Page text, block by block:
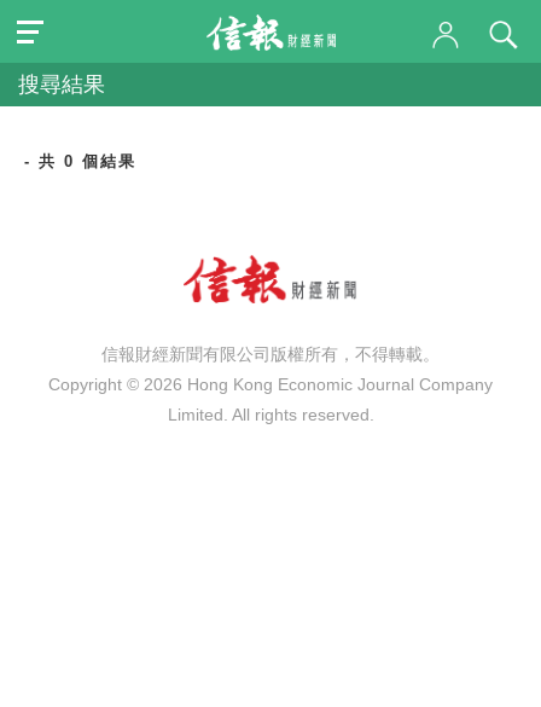
搜尋結果
- 共 0 個結果
信報財經新聞有限公司版權所有，不得轉載。
Copyright © 2026 Hong Kong Economic Journal Company
Limited. All rights reserved.